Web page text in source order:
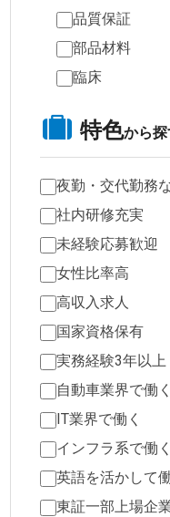
品質保証
部品材料
臨床
特色から
夜勤・交代勤務
社内研修充実
未経験応募歓迎
女性比率高
高収入求人
国家資格保有
実務経験3年以上
自動車業界で働く
IT業界で働く
インフラ系で働く
英語を活かして
東証一部上場企